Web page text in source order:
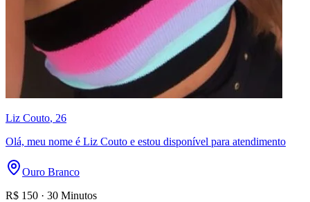
Liz Couto, 26
Olá, meu nome é Liz Couto e estou disponível para atendimento
Ouro Branco
R$ 150 · 30 Minutos